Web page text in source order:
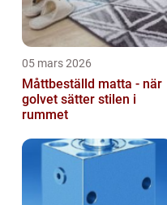
05 mars 2026
Måttbeställd matta - när
golvet sätter stilen i
rummet